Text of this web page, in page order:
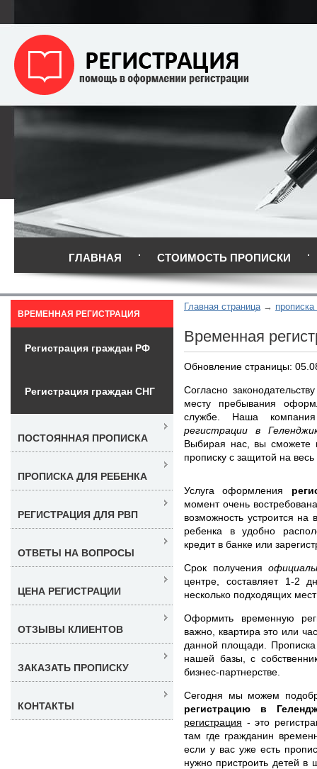
ГЛАВНАЯ СТОИМОСТЬ ПРОПИСКИ
Главная страница
Временная
Обновление страницы:
Согласно
месту пребывания
службе. Наша
регистрации в
Выбирая нас, вы сможете
прописку с защитой на
Услуга оформления
момент очень
возможность устроится на
ребенка в удобно
кредит в банке или
Срок получения
центре, составляет 1-2
несколько подходящих
Оформить временную
важно, квартира это или
данной площади.
нашей базы, с
бизнес-партнерстве.
Сегодня мы можем
регистрацию в
регистрация - это
там где гражданин
если у вас уже есть
нужно пристроить детей в
ВРЕМЕННАЯ РЕГИСТРАЦИЯ
Регистрация граждан РФ
Регистрация граждан СНГ
ПОСТОЯННАЯ ПРОПИСКА
ПРОПИСКА ДЛЯ РЕБЕНКА
РЕГИСТРАЦИЯ ДЛЯ РВП
ОТВЕТЫ НА ВОПРОСЫ
ЦЕНА РЕГИСТРАЦИИ
ОТЗЫВЫ КЛИЕНТОВ
ЗАКАЗАТЬ ПРОПИСКУ
КОНТАКТЫ